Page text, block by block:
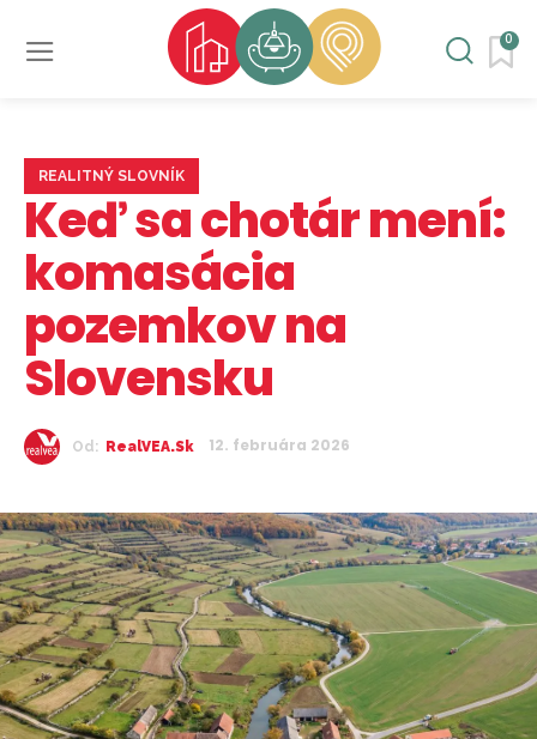
0
REALITNÝ SLOVNÍK
Keď sa chotár mení:
komasácia
pozemkov na
Slovensku
Od: RealVEA.sk 12. februára 2026